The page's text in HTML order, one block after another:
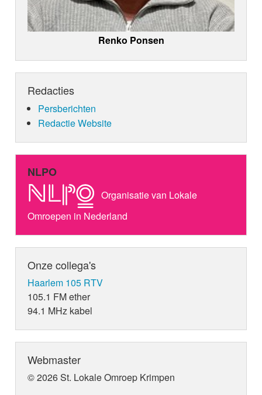
Renko Ponsen
Redacties
Persberichten
Redactie Website
NLPO
Organisatie van Lokale
Omroepen in Nederland
Onze collega's
Haarlem 105 RTV
105.1 FM ether
94.1 MHz kabel
Webmaster
© 2026 St. Lokale Omroep Krimpen